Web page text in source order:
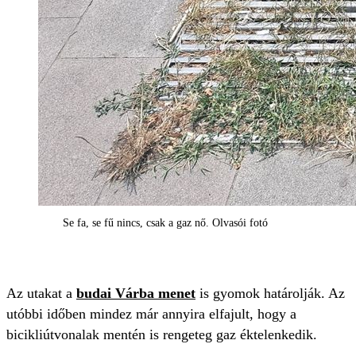
Se fa, se fű nincs, csak a gaz nő. Olvasói fotó
Az utakat a budai Várba menet is gyomok határolják. Az
utóbbi időben mindez már annyira elfajult, hogy a
bicikliútvonalak mentén is rengeteg gaz éktelenkedik.